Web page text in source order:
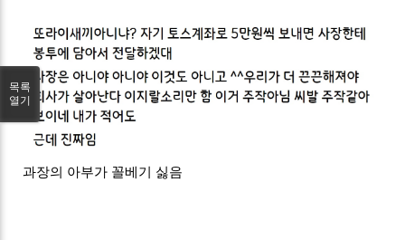
과장의 아부가 꼴베기 싫음
목록
열기